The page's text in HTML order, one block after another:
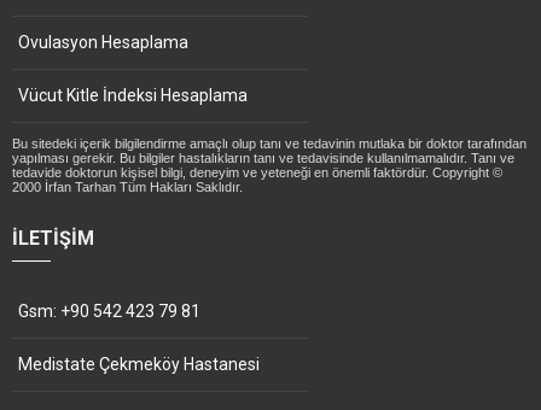
Ovulasyon Hesaplama
Vücut Kitle İndeksi Hesaplama
Bu sitedeki içerik bilgilendirme amaçlı olup tanı ve tedavinin mutlaka bir doktor tarafından
yapılması gerekir. Bu bilgiler hastalıkların tanı ve tedavisinde kullanılmamalıdır. Tanı ve
tedavide doktorun kişisel bilgi, deneyim ve yeteneği en önemli faktördür. Copyright ©
2000 İrfan Tarhan Tüm Hakları Saklıdır.
İLETIŞIM
Gsm: +90 542 423 79 81
Medistate Çekmeköy Hastanesi